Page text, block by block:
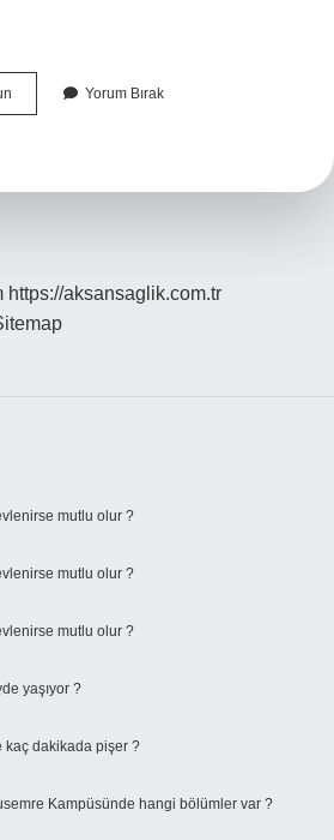
Eş
Yorum Bırak
https://aksansaglik.com.tr
mutlu olur ?
mutlu olur ?
mutlu olur ?
yaşıyor ?
kaç dakikada pişer ?
Kampüsünde hangi bölümler var ?